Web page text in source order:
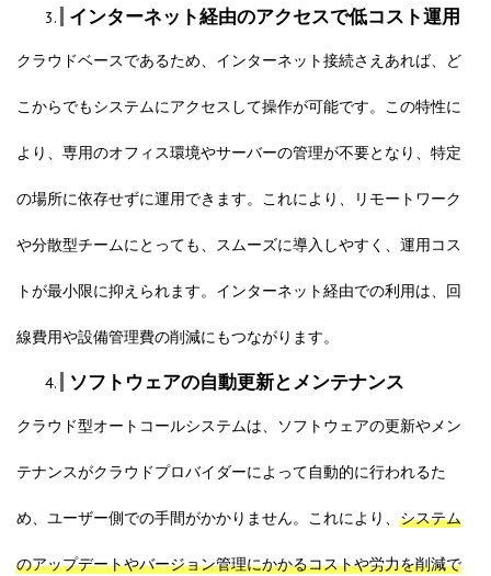
インターネット経由のアクセスで低コスト運用
クラウドベースであるため、インターネット接続さえあれば、ど
こからでもシステムにアクセスして操作が可能です。この特性に
より、専用のオフィス環境やサーバーの管理が不要となり、特定
の場所に依存せずに運用できます。これにより、リモートワーク
や分散型チームにとっても、スムーズに導入しやすく、運用コス
トが最小限に抑えられます。インターネット経由での利用は、回
線費用や設備管理費の削減にもつながります。
ソフトウェアの自動更新とメンテナンス
クラウド型オートコールシステムは、ソフトウェアの更新やメン
テナンスがクラウドプロバイダーによって自動的に行われるた
め、ユーザー側での手間がかかりません。これにより、 システム
のアップデートやバージョン管理にかかるコストや労力を削減で